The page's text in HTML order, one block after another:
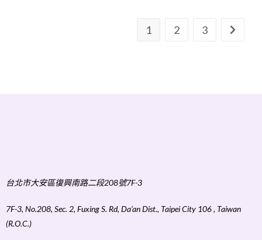
1 2 3
台北市大安區復興南路二段208號7F-3
7F-3, No.208, Sec. 2, Fuxing S. Rd, Da’an Dist., Taipei City 106 , Taiwan
(R.O.C.)